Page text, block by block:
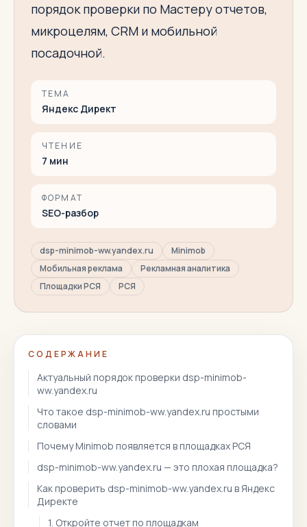
порядок проверки по Мастеру отчетов,
микроцелям, CRM и мобильной
посадочной.
ТЕМА
Яндекс Директ
ЧТЕНИЕ
7 мин
ФОРМАТ
SEO-разбор
dsp-minimob-ww.yandex.ru
Minimob
Мобильная реклама
Рекламная аналитика
Площадки РСЯ
РСЯ
СОДЕРЖАНИЕ
Актуальный порядок проверки dsp-minimob-
ww.yandex.ru
Что такое dsp-minimob-ww.yandex.ru простыми
словами
Почему Minimob появляется в площадках РСЯ
dsp-minimob-ww.yandex.ru — это плохая площадка?
Как проверить dsp-minimob-ww.yandex.ru в Яндекс
Директе
1. Откройте отчет по площадкам